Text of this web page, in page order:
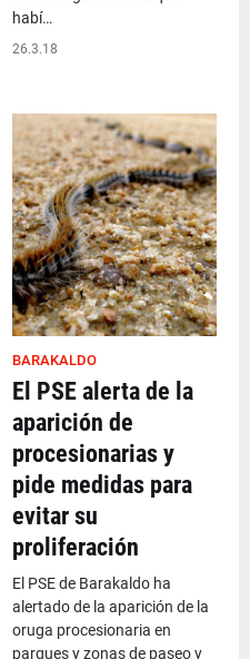
habí…
26.3.18
BARAKALDO
El PSE alerta de la
aparición de
procesionarias y
pide medidas para
evitar su
proliferación
El PSE de Barakaldo ha
alertado de la aparición de la
oruga procesionaria en
parques y zonas de paseo y